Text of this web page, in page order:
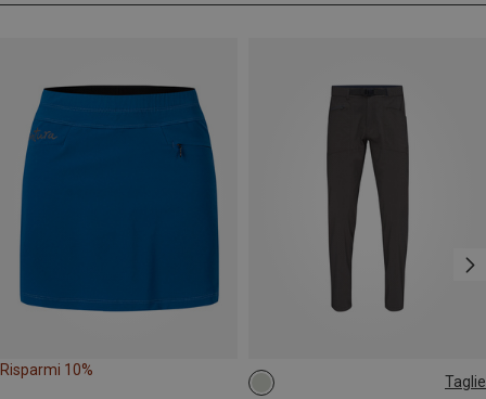
Risparmi 10%
Taglie
S